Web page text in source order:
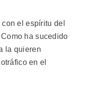
el espíritu del
ha sucedido
la quieren
en el